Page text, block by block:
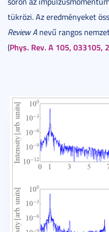
tükrözi. Az eredményeket
Review A nevű rangos
(Phys. Rev. A 105, 033105,